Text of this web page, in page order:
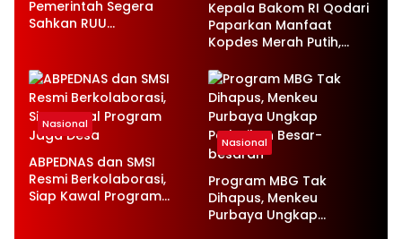
Pemerintah Segera
Sahkan RUU
Kepala Bakom RI Qodari
Paparkan Manfaat
Kopdes Merah Putih,
Kerja
Nasional
ABPEDNAS dan SMSI
Resmi Berkolaborasi,
Siap Kawal Program
Nasional
Program MBG Tak
Dihapus, Menkeu
Purbaya Ungkap